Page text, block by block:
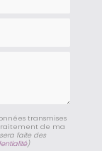
transmises
de ma
faite des
)